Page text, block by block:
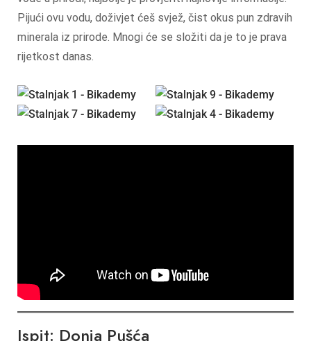
Pijući ovu vodu, doživjet ćeš svjež, čist okus pun zdravih
minerala iz prirode. Mnogi će se složiti da je to je prava
rijetkost danas.
Ispit: Donja Pušća